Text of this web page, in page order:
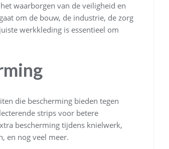
waarborgen van de veiligheid en
om de bouw, de industrie, de zorg
werkkleding is essentieel om
die bescherming bieden tegen
strips voor betere
bescherming tijdens knielwerk,
en nog veel meer.